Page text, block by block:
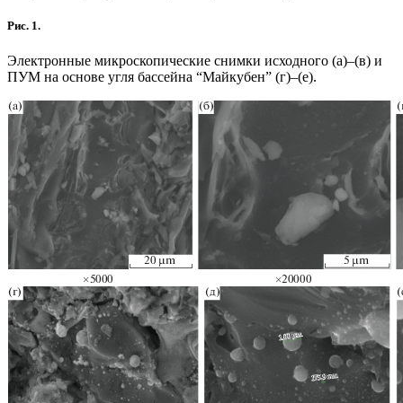
Рис. 1.
Электронные микроскопические снимки исходного (a)–(в) и
ПУМ на основе угля бассейна “Майкубен” (г)–(е).